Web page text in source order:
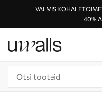
VALMIS
40%